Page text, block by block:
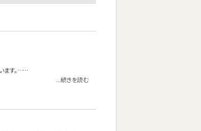
ます。……
...続きを読む